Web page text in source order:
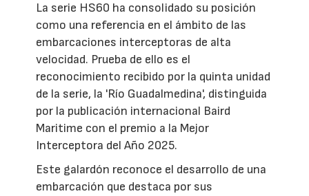
La serie HS60 ha consolidado su posición
como una referencia en el ámbito de las
embarcaciones interceptoras de alta
velocidad. Prueba de ello es el
reconocimiento recibido por la quinta unidad
de la serie, la 'Río Guadalmedina', distinguida
por la publicación internacional Baird
Maritime con el premio a la Mejor
Interceptora del Año 2025.
Este galardón reconoce el desarrollo de una
embarcación que destaca por sus